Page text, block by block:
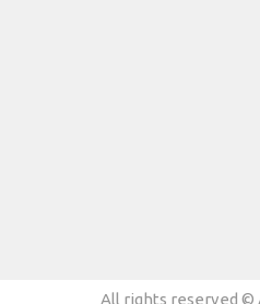
All rights reserved ©